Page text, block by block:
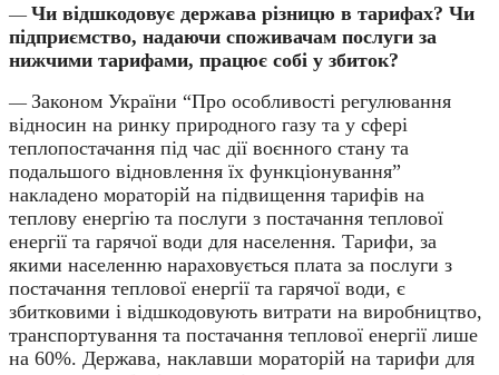
— Чи відшкодовує держава різницю в тарифах? Чи
підприємство, надаючи споживачам послуги за
нижчими тарифами, працює собі у збиток?
— Законом України “Про особливості регулювання
відносин на ринку природного газу та у сфері
теплопостачання під час дії воєнного стану та
подальшого відновлення їх функціонування”
накладено мораторій на підвищення тарифів на
теплову енергію та послуги з постачання теплової
енергії та гарячої води для населення. Тарифи, за
якими населенню нараховується плата за послуги з
постачання теплової енергії та гарячої води, є
збитковими і відшкодовують витрати на виробництво,
транспортування та постачання теплової енергії лише
на 60%. Держава, наклавши мораторій на тарифи для